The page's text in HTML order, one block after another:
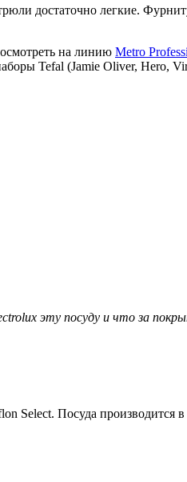
достаточно легкие.
на линию Metro
Tefal (Jamie Oliver, Hero,
эту посуду и что за
Select. Посуда производится